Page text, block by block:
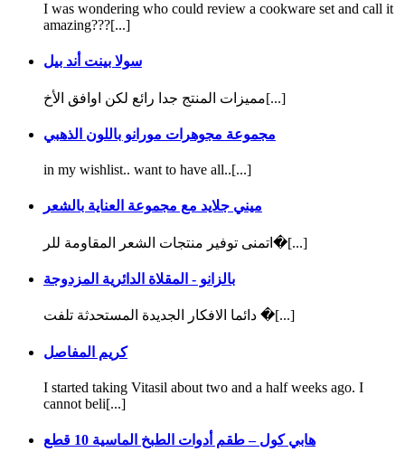
I was wondering who could review a cookware set and call it
amazing???[...]
سولا بينت أند بيل
مميزات المنتج جدا رائع لكن اوافق الأخ[...]
مجموعة مجوهرات مورانو باللون الذهبي
in my wishlist.. want to have all..[...]
ميني جلايد مع مجموعة العناية بالشعر
اتمنى توفير منتجات الشعر المقاومة للر�[...]
بالزانو - المقلاة الدائرية المزدوجة
دائما الافكار الجديدة المستحدثة تلفت �[...]
كريم المفاصل
I started taking Vitasil about two and a half weeks ago. I
cannot beli[...]
هابي كول – طقم أدوات الطبخ الماسية 10 قطع